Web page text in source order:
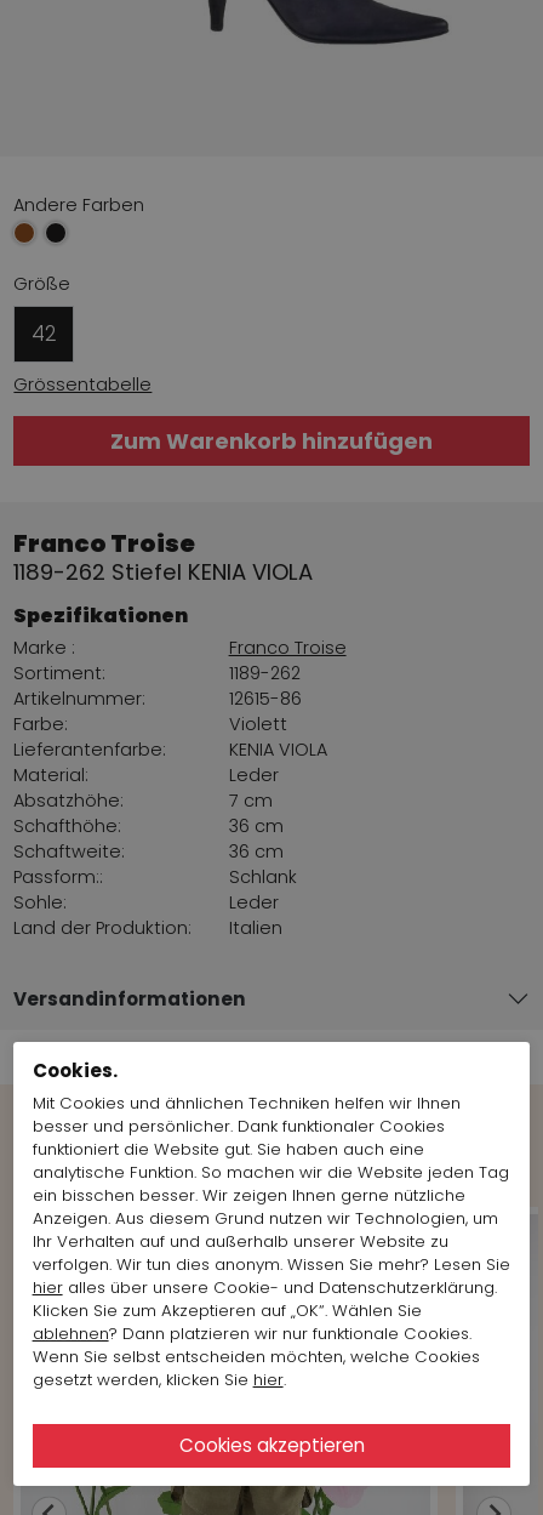
Andere Farben
Größe
42
Grössentabelle
Zum Warenkorb hinzufügen
Franco Troise
1189-262 Stiefel KENIA VIOLA
Spezifikationen
Marke :
Franco Troise
Sortiment:
1189-262
Artikelnummer:
12615-86
Farbe:
Violett
Lieferantenfarbe:
KENIA VIOLA
Material:
Leder
Absatzhöhe:
7 cm
Schafthöhe:
36 cm
Schaftweite:
36 cm
Passform::
Schlank
Sohle:
Leder
Land der Produktion:
Italien
Versandinformationen
Shop the Look
Cookies.
Mit Cookies und ähnlichen Techniken helfen wir Ihnen
besser und persönlicher. Dank funktionaler Cookies
funktioniert die Website gut. Sie haben auch eine
analytische Funktion. So machen wir die Website jeden Tag
ein bisschen besser. Wir zeigen Ihnen gerne nützliche
Anzeigen. Aus diesem Grund nutzen wir Technologien, um
Ihr Verhalten auf und außerhalb unserer Website zu
verfolgen. Wir tun dies anonym. Wissen Sie mehr? Lesen Sie
hieralles über unsere Cookie- und Datenschutzerklärung.
Klicken Sie zum Akzeptieren auf „OK“. Wählen Sie
ablehnen? Dann platzieren wir nur funktionale Cookies.
Wenn Sie selbst entscheiden möchten, welche Cookies
gesetzt werden, klicken Sie hier.